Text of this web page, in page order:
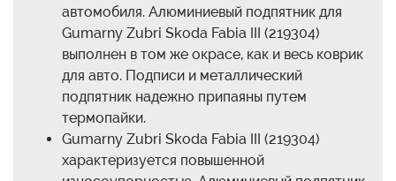
автомобиля. Алюминиевый подпятник для
Gumarny Zubri Skoda Fabia III (219304)
выполнен в том же окрасе, как и весь коврик
для авто. Подписи и металлический
подпятник надежно припаяны путем
термопайки.
Gumarny Zubri Skoda Fabia III (219304)
характеризуется повышенной